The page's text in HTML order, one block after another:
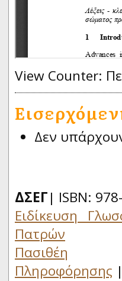
View Counter:
Δεν
ΔΣΕΓ| ISBN:
Ειδίκευση
Πατρών
Πασιθέη
Πληροφόρησης |